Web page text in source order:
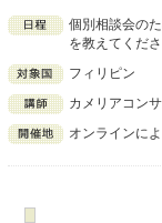
個別相談会の
を教えてくだ
フィリピン
カメリアコン
オンラインに